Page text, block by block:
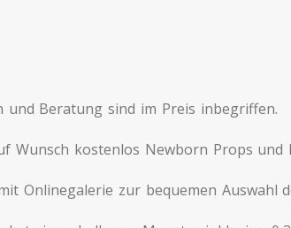
und Beratung sind im Preis inbegriffen.
Wunsch kostenlos Newborn Props
Onlinegalerie zur bequemen Auswahl